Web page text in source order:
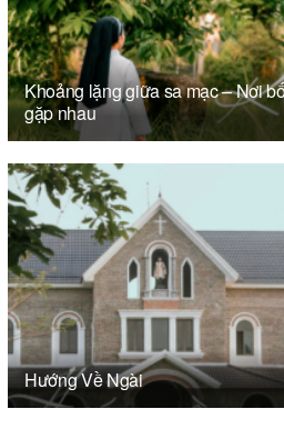
Khoảng lặng giữa sa mạc – Nơi
gặp nhau
Hướng Về Ngài